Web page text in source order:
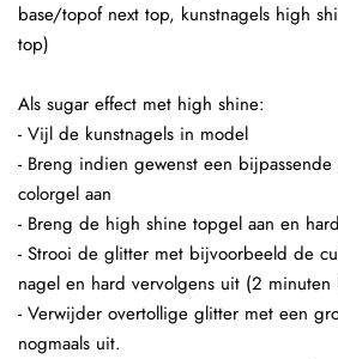
base/topof next top, kunstnagels high
top)
Als sugar effect met high shine:
- Vijl de kunstnagels in model
- Breng indien gewenst een
colorgel aan
- Breng de high shine topgel aan en
- Strooi de glitter met bijvoorbeeld de
nagel en hard vervolgens uit (2 minuten
- Verwijder overtollige glitter met een
nogmaals uit.